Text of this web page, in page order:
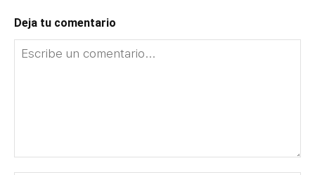
Deja tu comentario